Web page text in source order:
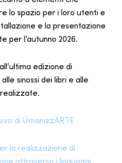
lo spazio per i loro utenti e
e la presentazione
per l’autunno 2026.
edizione di
sinossi dei libri e alle
di UmanizzARTE
la realizzazione di